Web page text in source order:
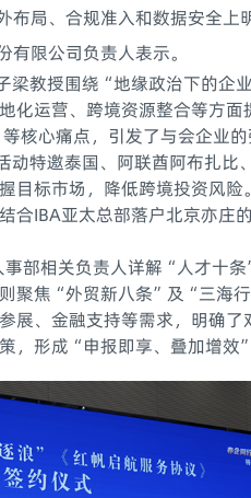
局、合规准入和数据安全上
限公司负责人表示。
教授围绕“地缘政治下的企
化运营、跨境资源整合等方
心痛点，引发了与会企业的
特邀泰国、阿联酋阿布扎比
目标市场，降低跨境投资风
合IBA亚太总部落户北京亦庄
相关负责人详解“人才十条
聚焦“外贸新八条”及“三海
展、金融支持等需求，明确了
，形成“申报即享、叠加增效”